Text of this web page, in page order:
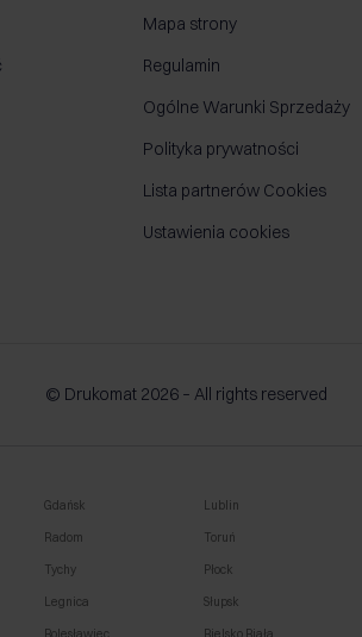
Mapa strony
Regulamin
Ogólne Warunki Sprzedaży
Polityka prywatności
Lista partnerów Cookies
Ustawienia cookies
© Drukomat 2026 – All rights reserved
Gdańsk Lublin
Radom Toruń
Tychy Płock
Legnica Słupsk